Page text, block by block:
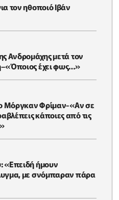
τον ηθοποιό Ιβάν
Ανδρομάχης μετά τον
έχει φως…»
ο Μόργκαν Φρίμαν-«Αν σε
κάποιες από τις
«Επειδή ήμουν
με σνόμπαραν πάρα